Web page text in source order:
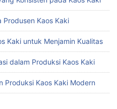
Kaos Kaki
Kaki untuk Menjamin Kualitas
dalam Produksi Kaos Kaki
Produksi Kaos Kaki Modern